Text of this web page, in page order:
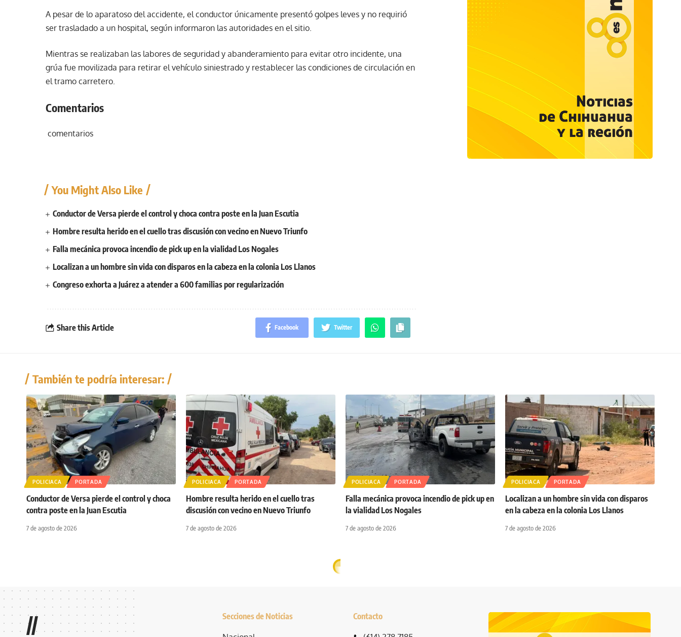
A pesar de lo aparatoso del accidente, el conductor únicamente presentó golpes leves y no requirió
ser trasladado a un hospital, según informaron las autoridades en el sitio.
Mientras se realizaban las labores de seguridad y abanderamiento para evitar otro incidente, una
grúa fue movilizada para retirar el vehículo siniestrado y restablecer las condiciones de circulación en
el tramo carretero.
Comentarios
comentarios
You Might Also Like
Conductor de Versa pierde el control y choca contra poste en la Juan Escutia
Hombre resulta herido en el cuello tras discusión con vecino en Nuevo Triunfo
Falla mecánica provoca incendio de pick up en la vialidad Los Nogales
Localizan a un hombre sin vida con disparos en la cabeza en la colonia Los Llanos
Congreso exhorta a Juárez a atender a 600 familias por regularización
Share this Article Facebook Twitter
También te podría interesar:
POLICIACA PORTADA
Conductor de Versa pierde el control y choca
contra poste en la Juan Escutia
7 de agosto de 2026
POLICIACA PORTADA
Hombre resulta herido en el cuello tras
discusión con vecino en Nuevo Triunfo
7 de agosto de 2026
POLICIACA PORTADA
Falla mecánica provoca incendio de pick up en
la vialidad Los Nogales
7 de agosto de 2026
POLICIACA PORTADA
Localizan a un hombre sin vida con disparos
en la cabeza en la colonia Los Llanos
7 de agosto de 2026
// Secciones de Noticias Contacto